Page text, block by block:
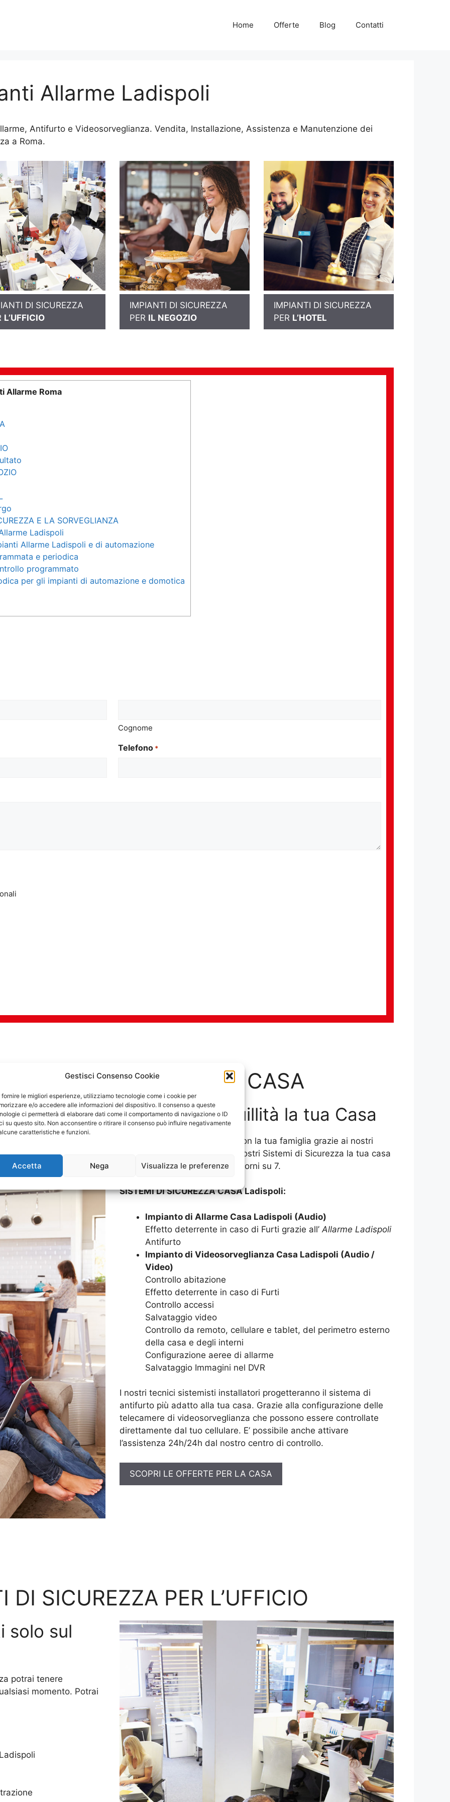
Gestisci Consenso Cookie
fornire le migliori esperienze, utilizziamo tecnologie come i cookie per
e/o accedere alle informazioni del dispositivo. Il consenso a queste
ci permetterà di elaborare dati come il comportamento di navigazione o ID
su questo sito. Non acconsentire o ritirare il consenso può influire negativamente
caratteristiche e funzioni.
Accetta Nega Visualizza le preferenze
Home Offerte Blog Contatti
Allarme Ladispoli
Antifurto e Videosorveglianza. Vendita, Installazione, Assistenza e Manutenzione dei
a Roma.
DI SICUREZZA
L’UFFICIO
IMPIANTI DI SICUREZZA
PER IL NEGOZIO
IMPIANTI DI SICUREZZA
PER L’HOTEL
Allarme Roma
E LA SORVEGLIANZA
Ladispoli
Allarme Ladispoli e di automazione
e periodica
programmato
per gli impianti di automazione e domotica
Cognome
Telefono *
DI SICUREZZA PER LA CASA
Goditi in tranquillità la tua Casa
Goditi in serenità la tua casa con la tua famiglia grazie ai nostri
Impianti di Allarme. Grazie ai nostri Sistemi di Sicurezza la tua casa
sarà protetta 24 ore su 24, 7 giorni su 7.
SISTEMI DI SICUREZZA CASA Ladispoli:
Impianto di Allarme Casa Ladispoli (Audio)
Effetto deterrente in caso di Furti grazie all’Allarme Ladispoli
Antifurto
Impianto di Videosorveglianza Casa Ladispoli (Audio /
Video)
Controllo abitazione
Effetto deterrente in caso di Furti
Controllo accessi
Salvataggio video
Controllo da remoto, cellulare e tablet, del perimetro esterno
della casa e degli interni
Configurazione aeree di allarme
Salvataggio Immagini nel DVR
I nostri tecnici sistemisti installatori progetteranno il sistema di
antifurto più adatto alla tua casa. Grazie alla configurazione delle
telecamere di videosorveglianza che possono essere controllate
direttamente dal tuo cellulare. E’ possibile anche attivare
l’assistenza 24h/24h dal nostro centro di controllo.
SCOPRI LE OFFERTE PER LA CASA
DI SICUREZZA PER L’UFFICIO
solo sul
potrai tenere
momento. Potrai